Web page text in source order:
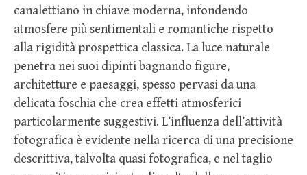
canalettiano in chiave moderna, infondendo
atmosfere più sentimentali e romantiche rispetto
alla rigidità prospettica classica. La luce naturale
penetra nei suoi dipinti bagnando figure,
architetture e paesaggi, spesso pervasi da una
delicata foschia che crea effetti atmosferici
particolarmente suggestivi. L’influenza dell’attività
fotografica è evidente nella ricerca di una precisione
descrittiva, talvolta quasi fotografica, e nel taglio